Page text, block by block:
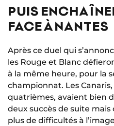
PUIS
FACE À NANTES
Après ce duel qui
les Rouge et Blanc
à la même heure, pour la
championnat. Les
quatrièmes, avaient bien
deux succès de suite
plus de difficultés à